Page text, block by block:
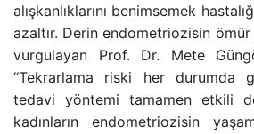
alışkanlıklarını benimsemek
azaltır. Derin endometriozisin
vurgulayan Prof. Dr. Mete
“Tekrarlama riski her durumda
tedavi yöntemi tamamen etkili
kadınların endometriozisin